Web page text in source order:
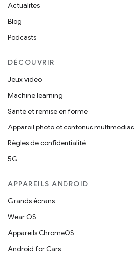
Actualités
Blog
Podcasts
DÉCOUVRIR
Jeux vidéo
Machine learning
Santé et remise en forme
Appareil photo et contenus multimédias
Règles de confidentialité
5G
APPAREILS ANDROID
Grands écrans
Wear OS
Appareils ChromeOS
Android for Cars